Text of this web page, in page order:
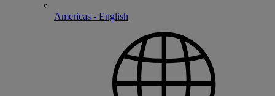
Americas - English